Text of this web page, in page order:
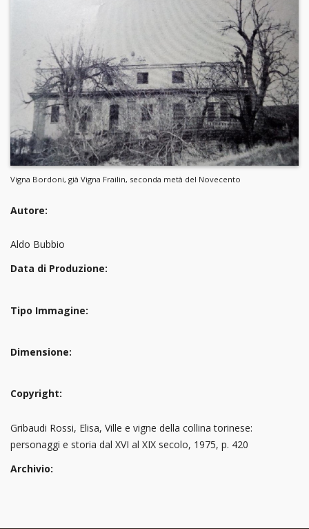
Vigna Bordoni, già Vigna Frailin, seconda metà del Novecento
Autore:
Aldo Bubbio
Data di Produzione:
Tipo Immagine:
Dimensione:
Copyright:
Gribaudi Rossi, Elisa, Ville e vigne della collina torinese:
personaggi e storia dal XVI al XIX secolo, 1975, p. 420
Archivio: